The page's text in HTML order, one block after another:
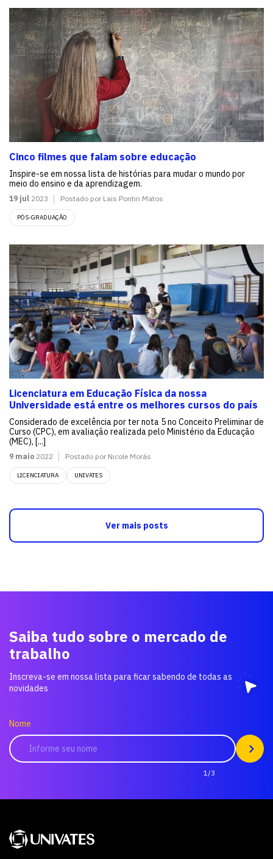
Cinco filmes que falam sobre educação
Inspire-se em nossa lista de histórias para mudar o mundo por
meio do ensino e da aprendizagem.
19 jul 2023 Postado por Lais Pontin Matos
PÓS-GRADUAÇÃO
Licenciatura em Educação Física da nossa
Universidade está entre os melhores cursos do país
Considerado de excelência por ter nota 5 no Conceito Preliminar de
Curso (CPC), em avaliação realizada pelo Ministério da Educação
(MEC), [...]
9 maio 2022 Postado por Nicole Morás
LICENCIATURA UNIVATES
Ver mais posts
Saiba tudo sobre o mercado de
trabalho
Inscreva-se em nossa lista para ficar sabendo de todas as
novidades
Nome
1/3